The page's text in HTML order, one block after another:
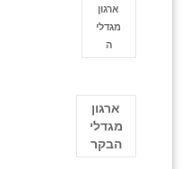
ארגון
מגדלי
ה
ארגון
מגדלי
הבקר